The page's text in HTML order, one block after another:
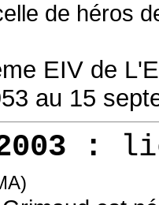
de héros
EIV de
au 15
: